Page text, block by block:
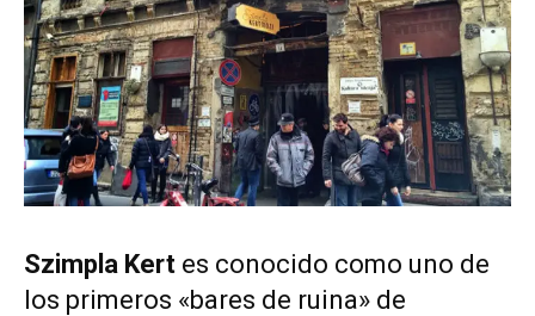
Szimpla Kert es conocido como uno de
los primeros «bares de ruina» de